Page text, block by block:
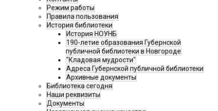
Режим работы
Правила пользования
История библиотеки
История НОУНБ
190-летие образования Губернской
публичной библиотеки в Новгороде
"Кладовая мудрости"
Адреса Губернской публичной библиотеки
Архивные документы
Библиотека сегодня
Наши реквизиты
Документы